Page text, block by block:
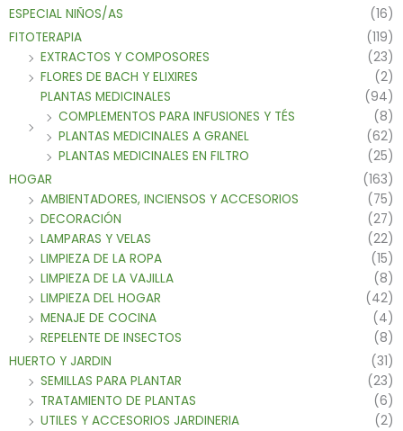
ESPECIAL NIÑOS/AS
(16)
FITOTERAPIA
(119)
EXTRACTOS Y COMPOSORES
(23)
FLORES DE BACH Y ELIXIRES
(2)
PLANTAS MEDICINALES
(94)
COMPLEMENTOS PARA INFUSIONES Y TÉS
(8)
PLANTAS MEDICINALES A GRANEL
(62)
PLANTAS MEDICINALES EN FILTRO
(25)
HOGAR
(163)
AMBIENTADORES, INCIENSOS Y ACCESORIOS
(75)
DECORACIÓN
(27)
LAMPARAS Y VELAS
(22)
LIMPIEZA DE LA ROPA
(15)
LIMPIEZA DE LA VAJILLA
(8)
LIMPIEZA DEL HOGAR
(42)
MENAJE DE COCINA
(4)
REPELENTE DE INSECTOS
(8)
HUERTO Y JARDIN
(31)
SEMILLAS PARA PLANTAR
(23)
TRATAMIENTO DE PLANTAS
(6)
UTILES Y ACCESORIOS JARDINERIA
(2)